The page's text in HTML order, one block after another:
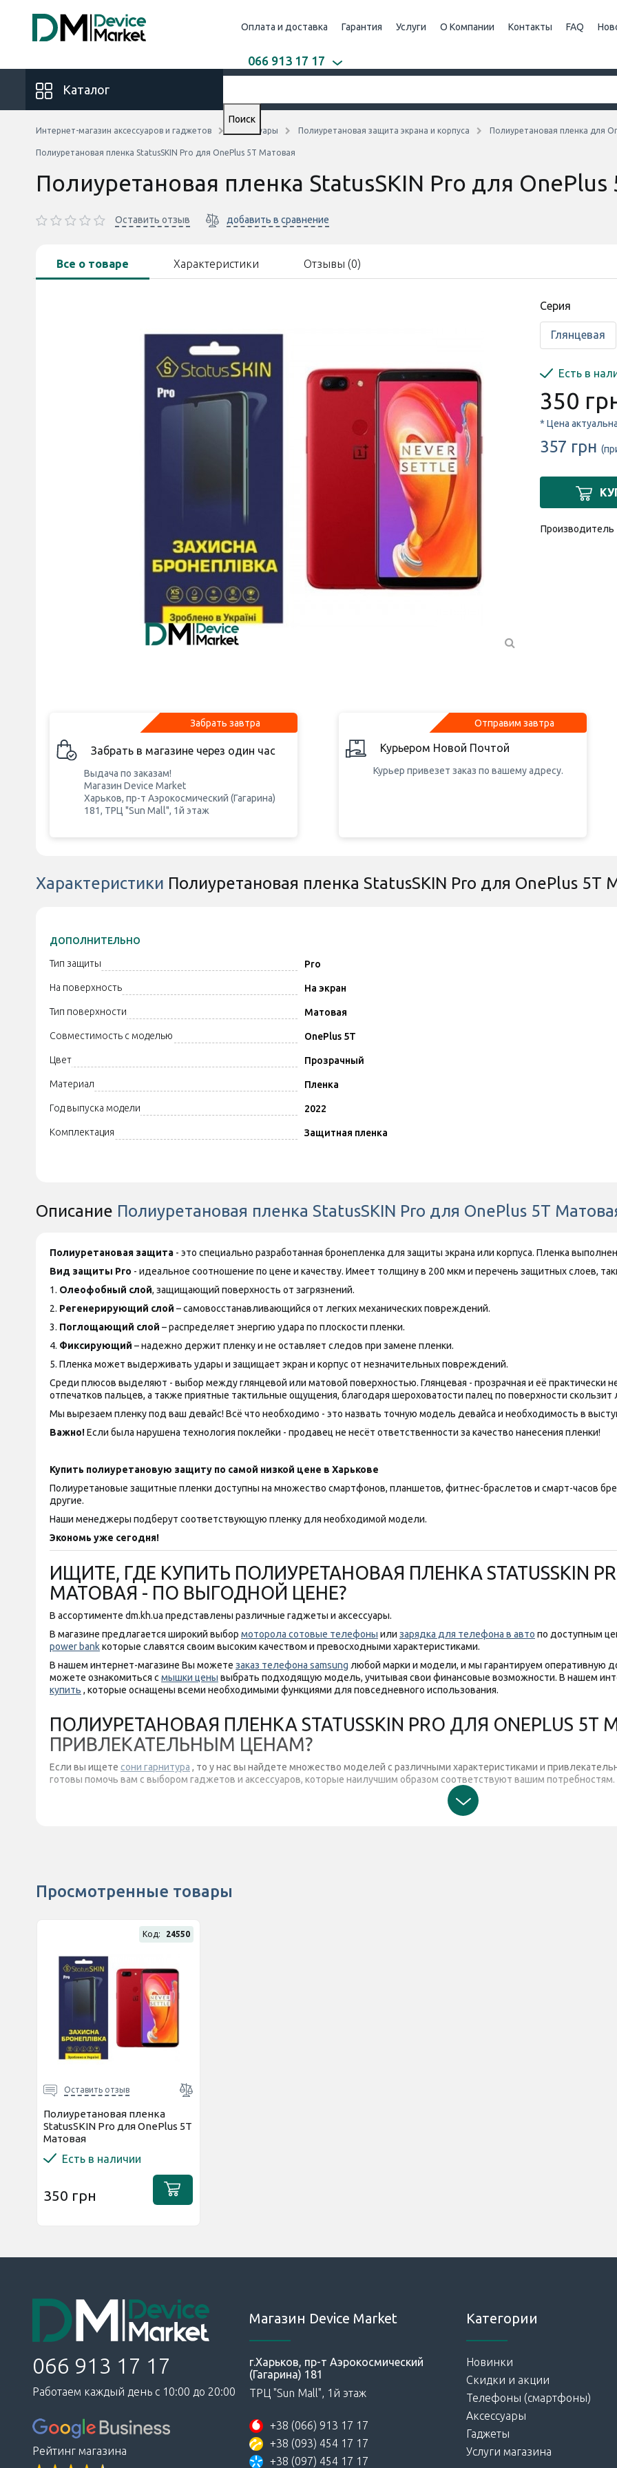
Оплата и доставка Гарантия Услуги О Компании Контакты FAQ
066 913 17 17
Каталог
Поиск
Интернет-магазин аксессуаров и гаджетов Аксессуары Полиуретановая защита экрана и корпуса Полиуретановая пленка для
Полиуретановая пленка StatusSKIN Pro для OnePlus 5T Матовая
Полиуретановая пленка StatusSKIN Pro для OnePlus
Оставить отзыв добавить в сравнение
Все о товаре Характеристики Отзывы (0)
Cерия
Глянцевая
Есть в
350
* Цена
357 грн
Производитель
Забрать завтра
Забрать в магазине через один час
Выдача по заказам!
Магазин Device Market
Харьков, пр-т Аэрокосмический (Гагарина)
181, ТРЦ "Sun Mall", 1й этаж
Отправим завтра
Курьером Новой Почтой
Курьер привезет заказ по вашему адресу.
Характеристики Полиуретановая пленка StatusSKIN Pro для OnePlus 5T
ДОПОЛНИТЕЛЬНО
Тип защиты Pro
На поверхность На экран
Тип поверхности Матовая
Совместимость с моделью OnePlus 5T
Цвет Прозрачный
Материал Пленка
Год выпуска модели 2022
Комплектация Защитная пленка
Описание Полиуретановая пленка StatusSKIN Pro для OnePlus 5T
Полиуретановая защита - это специально разработанная бронепленка для защиты экрана или корпуса. Пленка
Вид защиты Pro - идеальное соотношение по цене и качеству. Имеет толщину в 200 мкм и перечень защитных слоев,
1. Олеофобный слой, защищающий поверхность от загрязнений.
2. Регенерирующий слой – самовосстанавливающийся от легких механических повреждений.
3. Поглощающий слой – распределяет энергию удара по плоскости пленки.
4. Фиксирующий – надежно держит пленку и не оставляет следов при замене пленки.
5. Пленка может выдерживать удары и защищает экран и корпус от незначительных повреждений.
Среди плюсов выделяют - выбор между глянцевой или матовой поверхностью. Глянцевая - прозрачная и её практически
отпечатков пальцев, а также приятные тактильные ощущения, благодаря шероховатости палец по поверхности скользит
Мы вырезаем пленку под ваш девайс! Всё что необходимо - это назвать точную модель девайса и необходимость в
Важно!Если была нарушена технология поклейки - продавец не несёт ответственности за качество нанесения пленки!
Купить полиуретановую защиту по самой низкой цене в Харькове
Полиуретановые защитные пленки доступны на множество смартфонов, планшетов, фитнес-браслетов и смарт-часов
другие.
Наши менеджеры подберут соответствующую пленку для необходимой модели.
Экономь уже сегодня!
ИЩИТЕ, ГДЕ КУПИТЬ ПОЛИУРЕТАНОВАЯ ПЛЕНКА STATUSSKIN
МАТОВАЯ - ПО ВЫГОДНОЙ ЦЕНЕ?
В ассортименте dm.kh.ua представлены различные гаджеты и аксессуары.
В магазине предлагается широкий выбор моторола сотовые телефоны или зарядка для телефона в авто по доступным
power bankкоторые славятся своим высоким качеством и превосходными характеристиками.
В нашем интернет-магазине Вы можете заказ телефона samsung любой марки и модели, и мы гарантируем оперативную
можете ознакомиться смышки цены выбрать подходящую модель, учитывая свои финансовые возможности. В нашем
купить , которые оснащены всеми необходимыми функциями для повседневного использования.
ПОЛИУРЕТАНОВАЯ ПЛЕНКА STATUSSKIN PRO ДЛЯ ONEPLUS
ПРИВЛЕКАТЕЛЬНЫМ ЦЕНАМ?
Если вы ищете сони гарнитура , то у нас вы найдете множество моделей с различными характеристиками и
готовы помочь вам с выбором гаджетов и аксессуаров, которые наилучшим образом соответствуют вашим потребностям.
Просмотренные товары
Код: 24550
Оставить отзыв
Полиуретановая пленка
StatusSKIN Pro для OnePlus 5T
Матовая
Есть в наличии
350 грн
066 913 17 17
Работаем каждый день с 10:00 до 20:00
Рейтинг магазина
Магазин Device Market
г.Харьков, пр-т Аэрокосмический
(Гагарина) 181
ТРЦ "Sun Mall", 1й этаж
+38 (066) 913 17 17
+38 (093) 454 17 17
+38 (097) 454 17 17
Категории
Новинки
Скидки и акции
Телефоны (смартфоны)
Аксессуары
Гаджеты
Услуги магазина